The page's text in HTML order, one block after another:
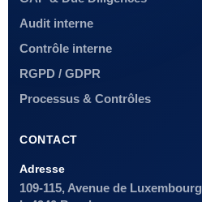
Audit interne
Contrôle interne
RGPD / GDPR
Processus & Contrôles
CONTACT
Adresse
109-115, Avenue de Luxembourg